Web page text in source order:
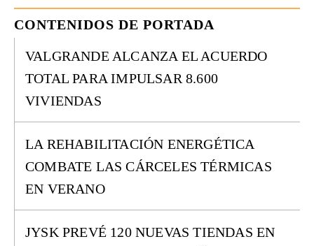
CONTENIDOS DE PORTADA
VALGRANDE ALCANZA EL ACUERDO
TOTAL PARA IMPULSAR 8.600
VIVIENDAS
LA REHABILITACIÓN ENERGÉTICA
COMBATE LAS CÁRCELES TÉRMICAS
EN VERANO
JYSK PREVÉ 120 NUEVAS TIENDAS EN